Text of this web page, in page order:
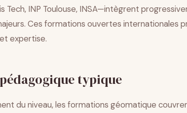
Tech, INP Toulouse, INSA—intègrent
Ces formations ouvertes internationales
expertise.
typique
du niveau, les formations géomatique